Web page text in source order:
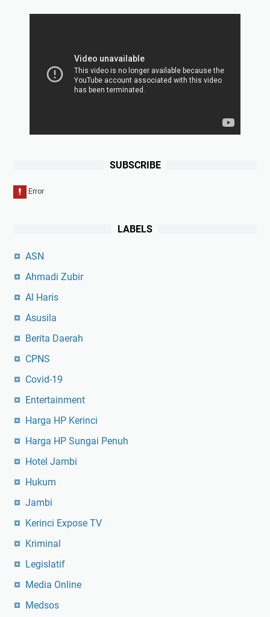
SUBSCRIBE
LABELS
ASN
Ahmadi Zubir
Al Haris
Asusila
Berita Daerah
CPNS
Covid-19
Entertainment
Harga HP Kerinci
Harga HP Sungai Penuh
Hotel Jambi
Hukum
Jambi
Kerinci Expose TV
Kriminal
Legislatif
Media Online
Medsos